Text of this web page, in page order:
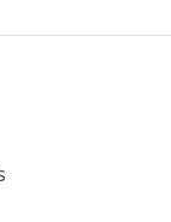
total d'avis: 4